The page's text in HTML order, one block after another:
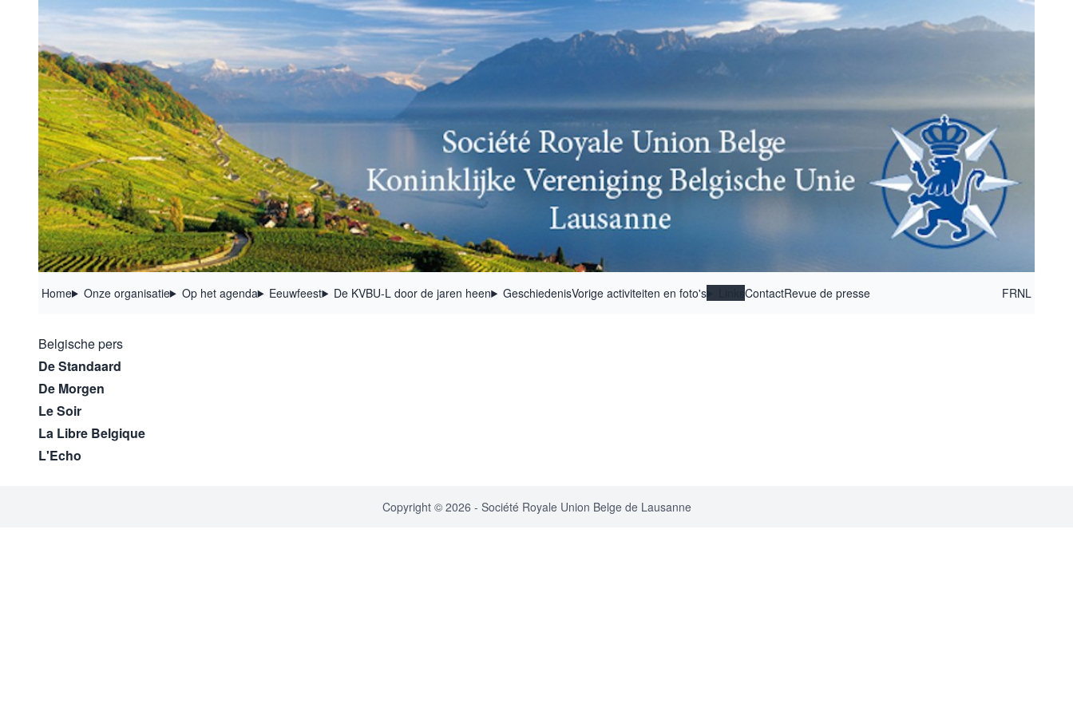
Home Onze organisatie Op het agenda Eeuwfeest De KVBU-L door de jaren heen GeschiedenisVorige activiteiten en foto's ContactRevue de presse FRNL
Belgische pers
De Standaard
De Morgen
Le Soir
La Libre Belgique
L'Echo
Copyright © 2026 - Société Royale Union Belge de Lausanne